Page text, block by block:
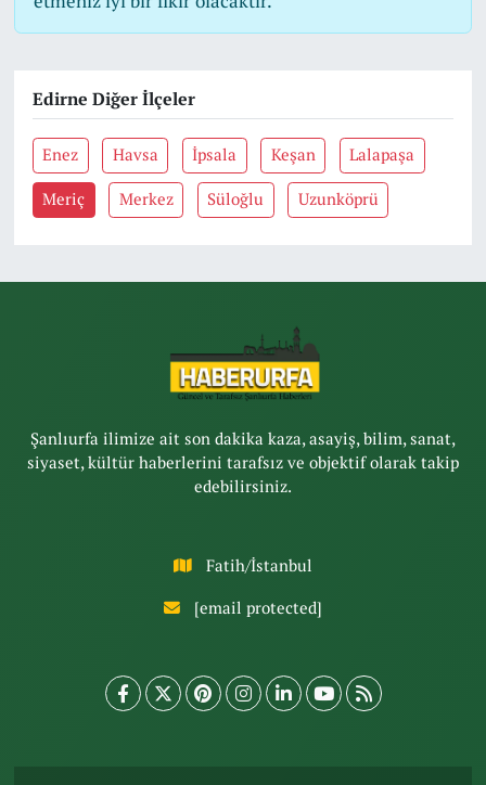
Edirne Diğer İlçeler
Enez Havsa İpsala Keşan Lalapaşa
Meriç Merkez Süloğlu Uzunköprü
Şanlıurfa ilimize ait son dakika kaza, asayiş, bilim, sanat,
siyaset, kültür haberlerini tarafsız ve objektif olarak takip
edebilirsiniz.
Fatih/İstanbul
[email protected]